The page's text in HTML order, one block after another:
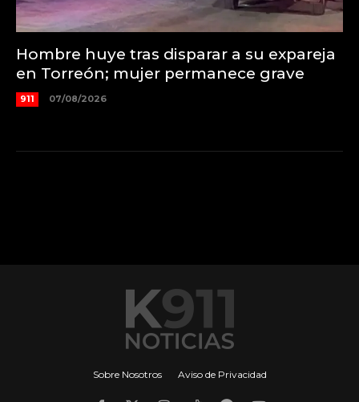
Hombre huye tras disparar a su expareja
en Torreón; mujer permanece grave
911 07/08/2026
Sobre Nosotros Aviso de Privacidad